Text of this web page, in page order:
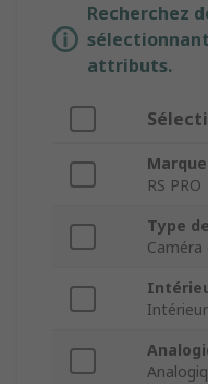
Recherchez
attributs.
Marque
RS PRO
Type
Caméra
Intérieur